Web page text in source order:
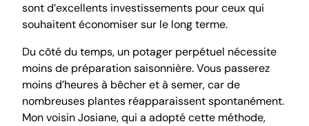
sont d’excellents investissements pour ceux qui
souhaitent économiser sur le long terme.
Du côté du temps, un potager perpétuel nécessite
moins de préparation saisonnière. Vous passerez
moins d’heures à bêcher et à semer, car de
nombreuses plantes réapparaissent spontanément.
Mon voisin Josiane, qui a adopté cette méthode,